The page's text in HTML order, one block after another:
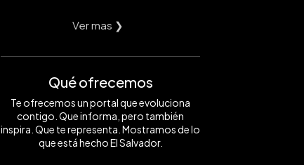
Ver mas ❯
Qué ofrecemos
Te ofrecemos un portal que evoluciona
contigo. Que informa, pero también
inspira. Que te representa. Mostramos de lo
que está hecho El Salvador.